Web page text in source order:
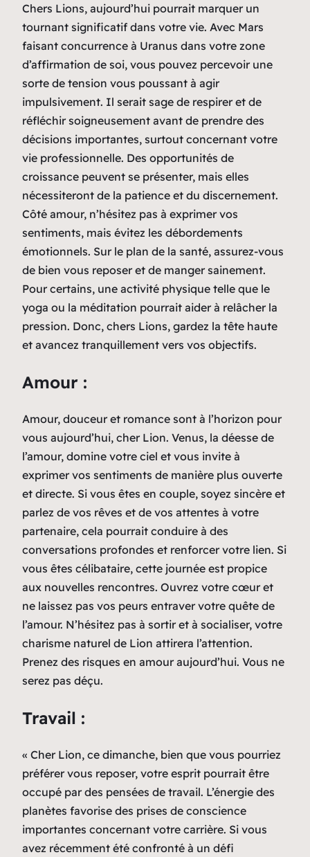
Chers Lions, aujourd’hui pourrait marquer un
tournant significatif dans votre vie. Avec Mars
faisant concurrence à Uranus dans votre zone
d’affirmation de soi, vous pouvez percevoir une
sorte de tension vous poussant à agir
impulsivement. Il serait sage de respirer et de
réfléchir soigneusement avant de prendre des
décisions importantes, surtout concernant votre
vie professionnelle. Des opportunités de
croissance peuvent se présenter, mais elles
nécessiteront de la patience et du discernement.
Côté amour, n’hésitez pas à exprimer vos
sentiments, mais évitez les débordements
émotionnels. Sur le plan de la santé, assurez-vous
de bien vous reposer et de manger sainement.
Pour certains, une activité physique telle que le
yoga ou la méditation pourrait aider à relâcher la
pression. Donc, chers Lions, gardez la tête haute
et avancez tranquillement vers vos objectifs.
Amour :
Amour, douceur et romance sont à l’horizon pour
vous aujourd’hui, cher Lion. Venus, la déesse de
l’amour, domine votre ciel et vous invite à
exprimer vos sentiments de manière plus ouverte
et directe. Si vous êtes en couple, soyez sincère et
parlez de vos rêves et de vos attentes à votre
partenaire, cela pourrait conduire à des
conversations profondes et renforcer votre lien. Si
vous êtes célibataire, cette journée est propice
aux nouvelles rencontres. Ouvrez votre cœur et
ne laissez pas vos peurs entraver votre quête de
l’amour. N’hésitez pas à sortir et à socialiser, votre
charisme naturel de Lion attirera l’attention.
Prenez des risques en amour aujourd’hui. Vous ne
serez pas déçu.
Travail :
« Cher Lion, ce dimanche, bien que vous pourriez
préférer vous reposer, votre esprit pourrait être
occupé par des pensées de travail. L’énergie des
planètes favorise des prises de conscience
importantes concernant votre carrière. Si vous
avez récemment été confronté à un défi